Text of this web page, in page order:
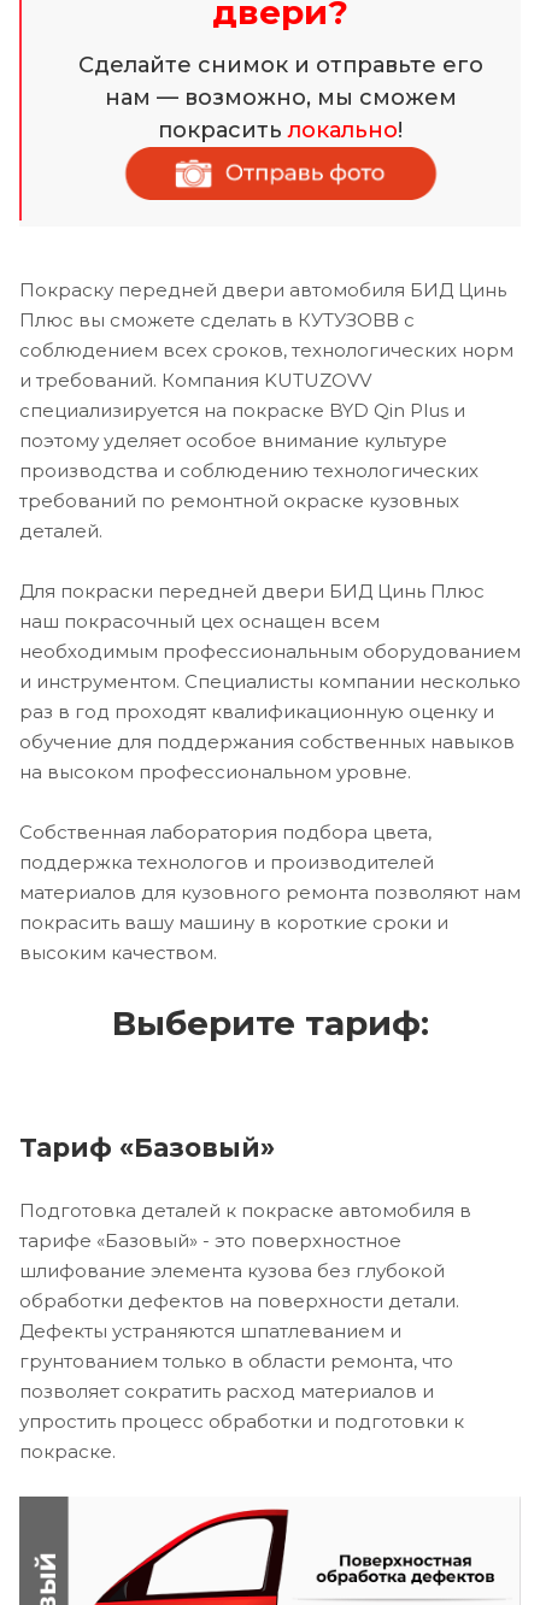
двери?
Сделайте снимок и отправьте его
нам — возможно, мы сможем
покраситьлокально!
Покраску передней двери автомобиля БИД Цинь
Плюс вы сможете сделать в КУТУЗОВВ с
соблюдением всех сроков, технологических норм
и требований. Компания KUTUZOVV
специализируется на покраске BYD Qin Plus и
поэтому уделяет особое внимание культуре
производства и соблюдению технологических
требований по ремонтной окраске кузовных
деталей.
Для покраски передней двери БИД Цинь Плюс
наш покрасочный цех оснащен всем
необходимым профессиональным оборудованием
и инструментом. Специалисты компании несколько
раз в год проходят квалификационную оценку и
обучение для поддержания собственных навыков
на высоком профессиональном уровне.
Собственная лаборатория подбора цвета,
поддержка технологов и производителей
материалов для кузовного ремонта позволяют нам
покрасить вашу машину в короткие сроки и
высоким качеством.
Выберите тариф:
Тариф «Базовый»
Подготовка деталей к покраске автомобиля в
тарифе «Базовый» - это поверхностное
шлифование элемента кузова без глубокой
обработки дефектов на поверхности детали.
Дефекты устраняются шпатлеванием и
грунтованием только в области ремонта, что
позволяет сократить расход материалов и
упростить процесс обработки и подготовки к
покраске.